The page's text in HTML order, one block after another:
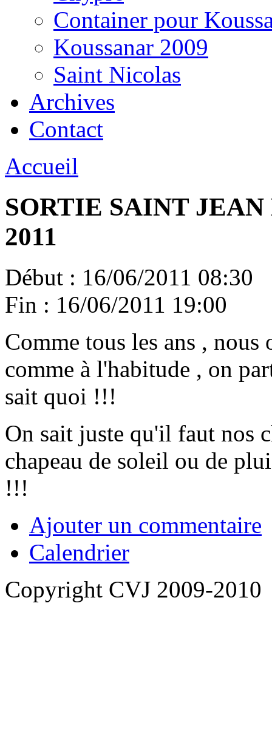
Container pour
Koussanar 2009
Saint Nicolas
Archives
Contact
Accueil
SORTIE SAINT
2011
Début : 16/06/2011 08:30
Fin : 16/06/2011 19:00
Comme tous les ans ,
comme à l'habitude , on
sait quoi !!!
On sait juste qu'il faut nos
chapeau de soleil ou de
!!!
Ajouter un commentaire
Calendrier
Copyright CVJ 2009-2010